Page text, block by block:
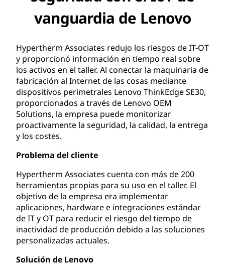
vanguardia de Lenovo
Hypertherm Associates redujo los riesgos de IT-OT
y proporcionó información en tiempo real sobre
los activos en el taller. Al conectar la maquinaria de
fabricación al Internet de las cosas mediante
dispositivos perimetrales Lenovo ThinkEdge SE30,
proporcionados a través de Lenovo OEM
Solutions, la empresa puede monitorizar
proactivamente la seguridad, la calidad, la entrega
y los costes.
Problema del cliente
Hypertherm Associates cuenta con más de 200
herramientas propias para su uso en el taller. El
objetivo de la empresa era implementar
aplicaciones, hardware e integraciones estándar
de IT y OT para reducir el riesgo del tiempo de
inactividad de producción debido a las soluciones
personalizadas actuales.
Solución de Lenovo